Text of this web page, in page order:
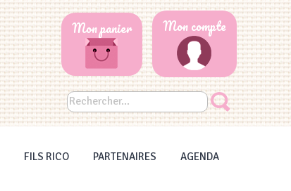
Mon panier Mon compte
FILS RICO PARTENAIRES AGENDA